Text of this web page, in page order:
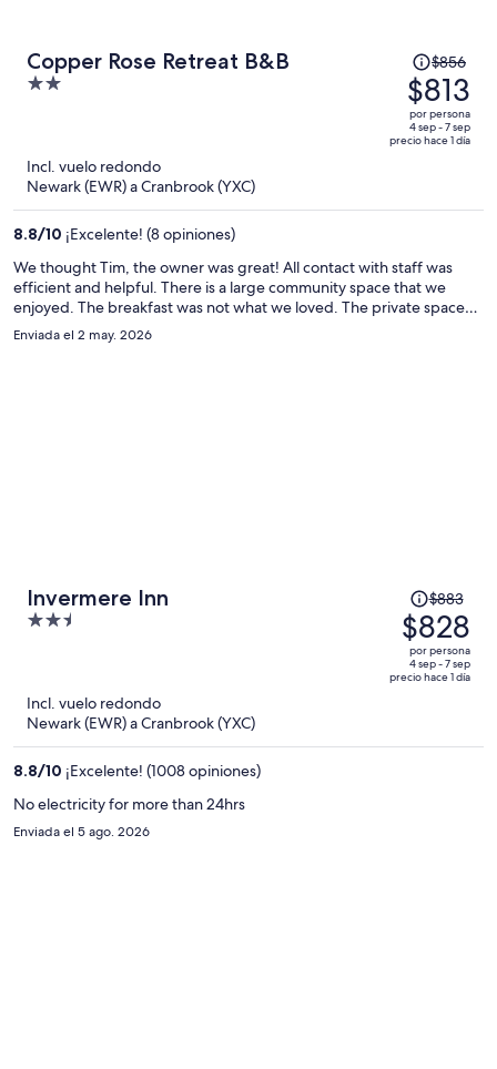
Copper Rose Retreat B&B
2
El
precio
era
de
$856
$813
por
persona
$856
$813
por persona
4 sep - 7 sep
precio hace 1 día
Incl. vuelo redondo
Newark (EWR) a Cranbrook (YXC)
8.8/10 ¡Excelente! (8 opiniones)
We thought Tim, the owner was great! All contact with staff was
efficient and helpful. There is a large community space that we
enjoyed. The breakfast was not what we loved. The private space
was large and the separate tub and shower with double sinks was
great. The room was bright. It is a bit of a work in progress but in the
Enviada el 2 may. 2026
Invermere Inn
2.5
5
El
precio
era
de
$883
$883
$828
por persona
4 sep - 7 sep
precio hace 1 día
Incl. vuelo redondo
Newark (EWR) a Cranbrook (YXC)
8.8/10 ¡Excelente! (1008 opiniones)
No electricity for more than 24hrs
Enviada el 5 ago. 2026